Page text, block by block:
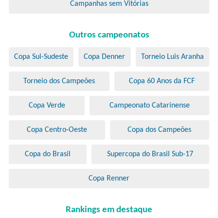
Campanhas sem Vitórias
Outros campeonatos
Copa Sul-Sudeste Copa Denner Torneio Luis Aranha
Torneio dos Campeões Copa 60 Anos da FCF
Copa Verde Campeonato Catarinense
Copa Centro-Oeste Copa dos Campeões
Copa do Brasil Supercopa do Brasil Sub-17
Copa Renner
Rankings em destaque